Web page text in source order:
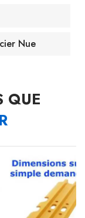
Nue
QUE